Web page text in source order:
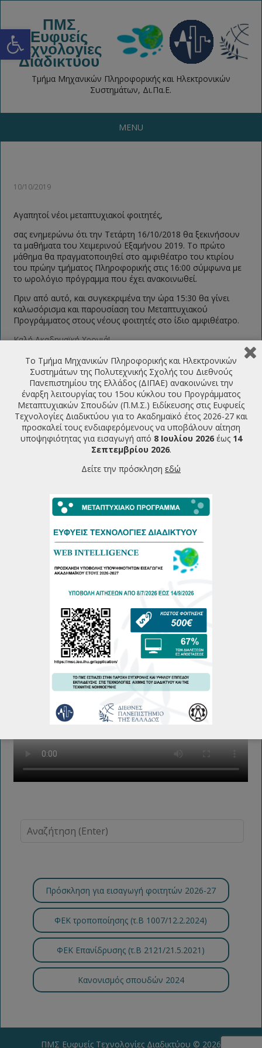
Open toolbar ΠΜΣ
Ευφυείς
Τεχνολογίες
Διαδικτύου
Τμήμα Μηχανικών Πληροφορικής και Ηλεκτρονικών
Συστημάτων, Δι.Πα.Ε.
MENU
10/10/2019
Αγαπητοί νέοι μεταπτυχιακοί φοιτητές,
σας ενημερώνω ότι την Τετάρτη 16/10/2018 θα ξεκινήσουν
τα μαθήματα του Χειμερινού Εξαμήνου 2019. Το πρώτο
μάθημα θα πραγματοποιηθεί στο αμφιθέατρο του κτιρίου
του πρώην τμήματος Πληροφορικής στις 16:00 σύμφωνα με
το ωρολόγιο πρόγραμμα που έχει ανακοινωθεί.
Πριν από αυτό, και συγκεκριμένα την ώρα 15:30 θα γίνει
καλωσόρισμα και παρουσίαση του Μεταπτυχιακού
Προγράμματος στους νέους φοιτητές στο ίδιο αμφιθέατρο.
Καλή Ακαδημαϊκή Χρονιά!
Κωνσταντίνος Διαμαντάρας
Διευθυντής
ΠΜΣ “Ευφυείς Τεχνολογίες Διαδικτύου”
ΤΕΛΕΥΤΑΙΕΣ ΑΝΑΚΟΙΝΩΣΕΙΣ
Πρόσκληση υποβολής υποψηφιότητας για την εισαγωγή
φοιτητών στο ΠΜΣ Ευφυείς Τεχνολογίες Διαδικτύου
Εργασιών Ιούνιος 2026
22/06/2026
Πρόγραμμα Εξεταστικής Περιόδου Εαρινού Εξαμήνου
2025-26
18/06/2026
Εργασιών Φεβρουάριου 2026
Περισσότερα...
Πρόσκληση για εισαγωγή φοιτητών 2026-27
ΦΕΚ τροποποίησης (τ.B 1007/12.2.2024)
ΦΕΚ Επανίδρυσης (τ.Β 2121/21.5.2021)
Κανονισμός σπουδών 2024
ΠΜΣ Ευφυείς Τεχνολογίες Διαδικτύου © 2026
Το Τμήμα Μηχανικών Πληροφορικής και Ηλεκτρονικών
Συστημάτων της Πολυτεχνικής Σχολής του Διεθνούς
Πανεπιστημίου της Ελλάδος (ΔΙΠΑΕ) ανακοινώνει την
έναρξη λειτουργίας του 15ου κύκλου του Προγράμματος
Μεταπτυχιακών Σπουδών (Π.Μ.Σ.) Ειδίκευσης στις Ευφυείς
Τεχνολογίες Διαδικτύου για το Ακαδημαϊκό έτος 2026-27 και
προσκαλεί τους ενδιαφερόμενους να υποβάλουν αίτηση
υποψηφιότητας για εισαγωγή από 8 Ιουλίου 2026 έως 14
Σεπτεμβρίου 2026.
Δείτε την πρόσκληση εδώ